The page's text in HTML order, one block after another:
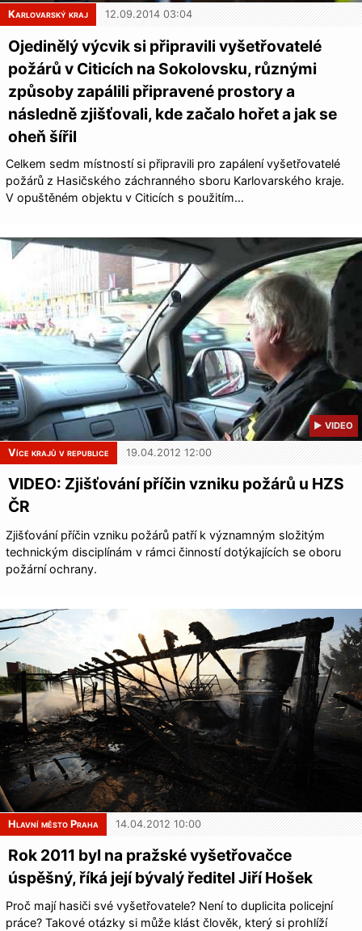
Karlovarský kraj 12.09.2014 03:04
Ojedinělý výcvik si připravili vyšetřovatelé
požárů v Citicích na Sokolovsku, různými
způsoby zapálili připravené prostory a
následně zjišťovali, kde začalo hořet a jak se
oheň šířil
Celkem sedm místností si připravili pro zapálení vyšetřovatelé
požárů z Hasičského záchranného sboru Karlovarského kraje.
V opuštěném objektu v Citicích s použitím…
▶ VIDEO
Více krajů v republice 19.04.2012 12:00
VIDEO: Zjišťování příčin vzniku požárů u HZS
ČR
Zjišťování příčin vzniku požárů patří k významným složitým
technickým disciplínám v rámci činností dotýkajících se oboru
požární ochrany.
Hlavní město Praha 14.04.2012 10:00
Rok 2011 byl na pražské vyšetřovačce
úspěšný, říká její bývalý ředitel Jiří Hošek
Proč mají hasiči své vyšetřovatele? Není to duplicita policejní
práce? Takové otázky si může klást člověk, který si prohlíží